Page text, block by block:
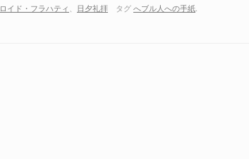
ロイド・フラハティ 日夕礼拝 タグへブル人への手紙